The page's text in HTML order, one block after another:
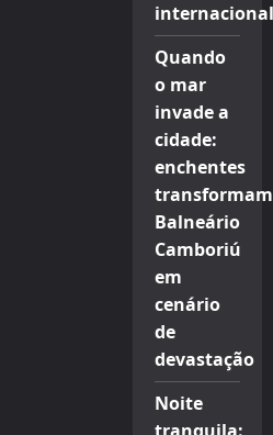
internacional
Quando
o mar
invade a
cidade:
enchentes
transformam
Balneário
Camboriú
em
cenário
de
devastação
Noite